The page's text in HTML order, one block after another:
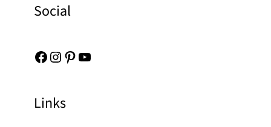
Social
Facebook Instagram Pinterest YouTube
Links